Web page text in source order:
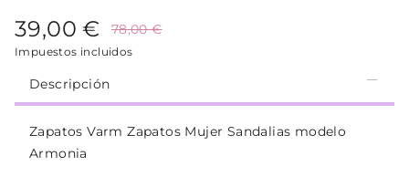
39,00 € 78,00 €
Impuestos incluidos
Descripción
Zapatos Varm Zapatos Mujer Sandalias modelo
Armonia